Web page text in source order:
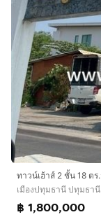
เมืองปทุมธานี ปทุมธานี
฿ 1,800,000